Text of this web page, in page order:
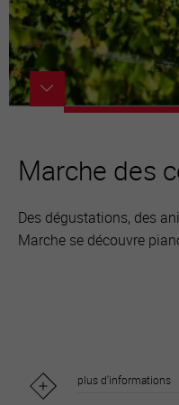
Marche des
Des dégustations, des
Marche se découvre
plus d'informations